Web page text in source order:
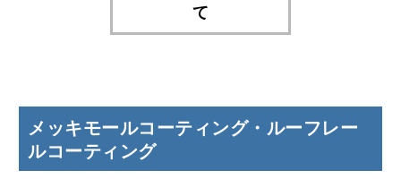
て
メッキモールコーティング・ルーフレー
ルコーティング